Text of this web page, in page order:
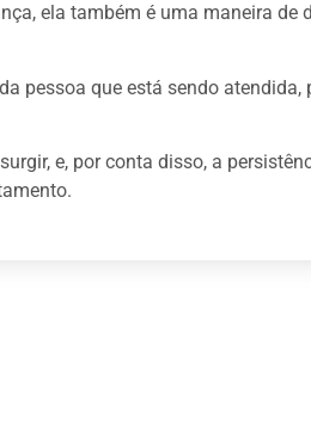
ela também é uma maneira de
pessoa que está sendo atendida,
e, por conta disso, a